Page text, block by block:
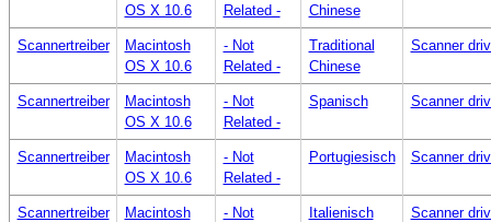
OS X 10.6
Related -
Chinese
Scannertreiber
Macintosh
OS X 10.6
- Not
Related -
Traditional
Chinese
Scanner
Scannertreiber
Macintosh
OS X 10.6
- Not
Related -
Spanisch Scanner
Scannertreiber
Macintosh
OS X 10.6
- Not
Related -
Portugiesisch Scanner
Scannertreiber
Macintosh
- Not
Italienisch Scanner